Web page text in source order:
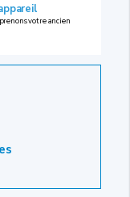
votre ancien